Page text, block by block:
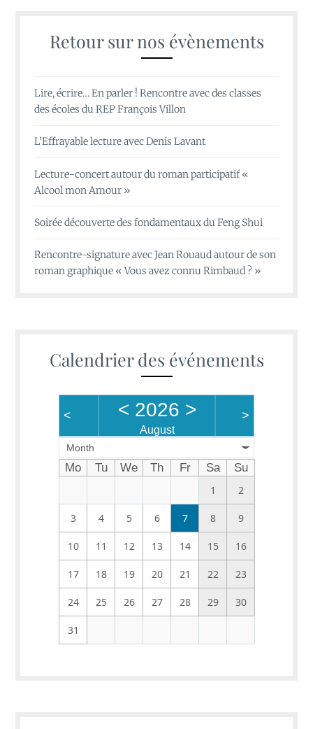
Retour sur nos évènements
Lire, écrire… En parler ! Rencontre avec des classes
des écoles du REP François Villon
L’Effrayable lecture avec Denis Lavant
Lecture-concert autour du roman participatif «
Alcool mon Amour »
Soirée découverte des fondamentaux du Feng Shui
Rencontre-signature avec Jean Rouaud autour de son
roman graphique « Vous avez connu Rimbaud ? »
Calendrier des événements
< < 2026 >
August
>
Month
Mo Tu We Th Fr Sa
Su
1
2
3 4 5 6 7 8 9
10 11 12 13 14 15 16
17 18 19 20 21 22 23
24 25 26 27 28 29 30
31